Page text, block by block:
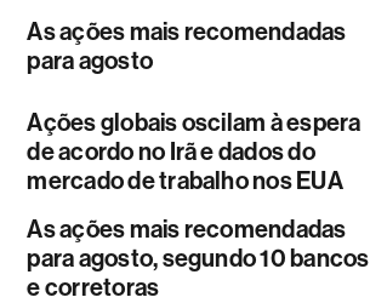
As ações mais recomendadas
para agosto
Ações globais oscilam à espera
de acordo no Irã e dados do
mercado de trabalho nos EUA
As ações mais recomendadas
para agosto, segundo 10 bancos
e corretoras